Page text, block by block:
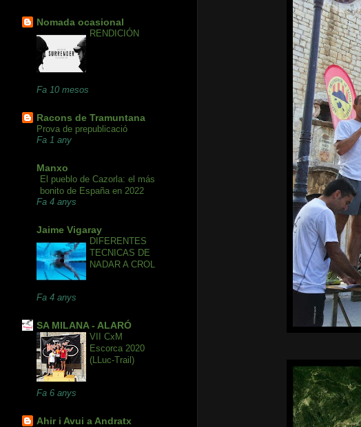
Nomada ocasional
RENDICIÓN
Fa 10 mesos
Racons de Tramuntana
Prova de prepublicació
Fa 1 any
Manxo
El pueblo de Cazorla: el más
bonito de España en 2022
Fa 4 anys
Jaime Vigaray
DIFERENTES
TECNICAS DE
NADAR A CROL
Fa 4 anys
SA MILANA - ALARÓ
VII CxM
Escorca 2020
(LLuc-Trail)
Fa 6 anys
Ahir i Avui a Andratx